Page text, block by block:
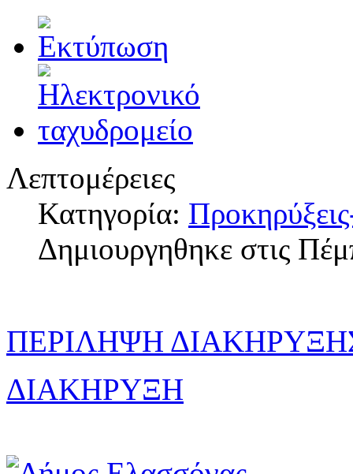
Λεπτομέρειες
Κατηγορία:
Δημιουργηθηκε στις
ΠΕΡΙΛΗΨΗ
ΔΙΑΚΗΡΥΞΗ